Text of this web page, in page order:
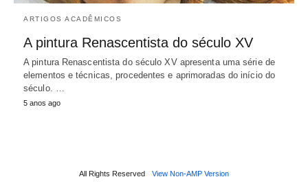
ARTIGOS ACADÊMICOS
A pintura Renascentista do século XV
A pintura Renascentista do século XV apresenta uma série de
elementos e técnicas, procedentes e aprimoradas do início do
século. …
5 anos ago
All Rights Reserved View Non-AMP Version